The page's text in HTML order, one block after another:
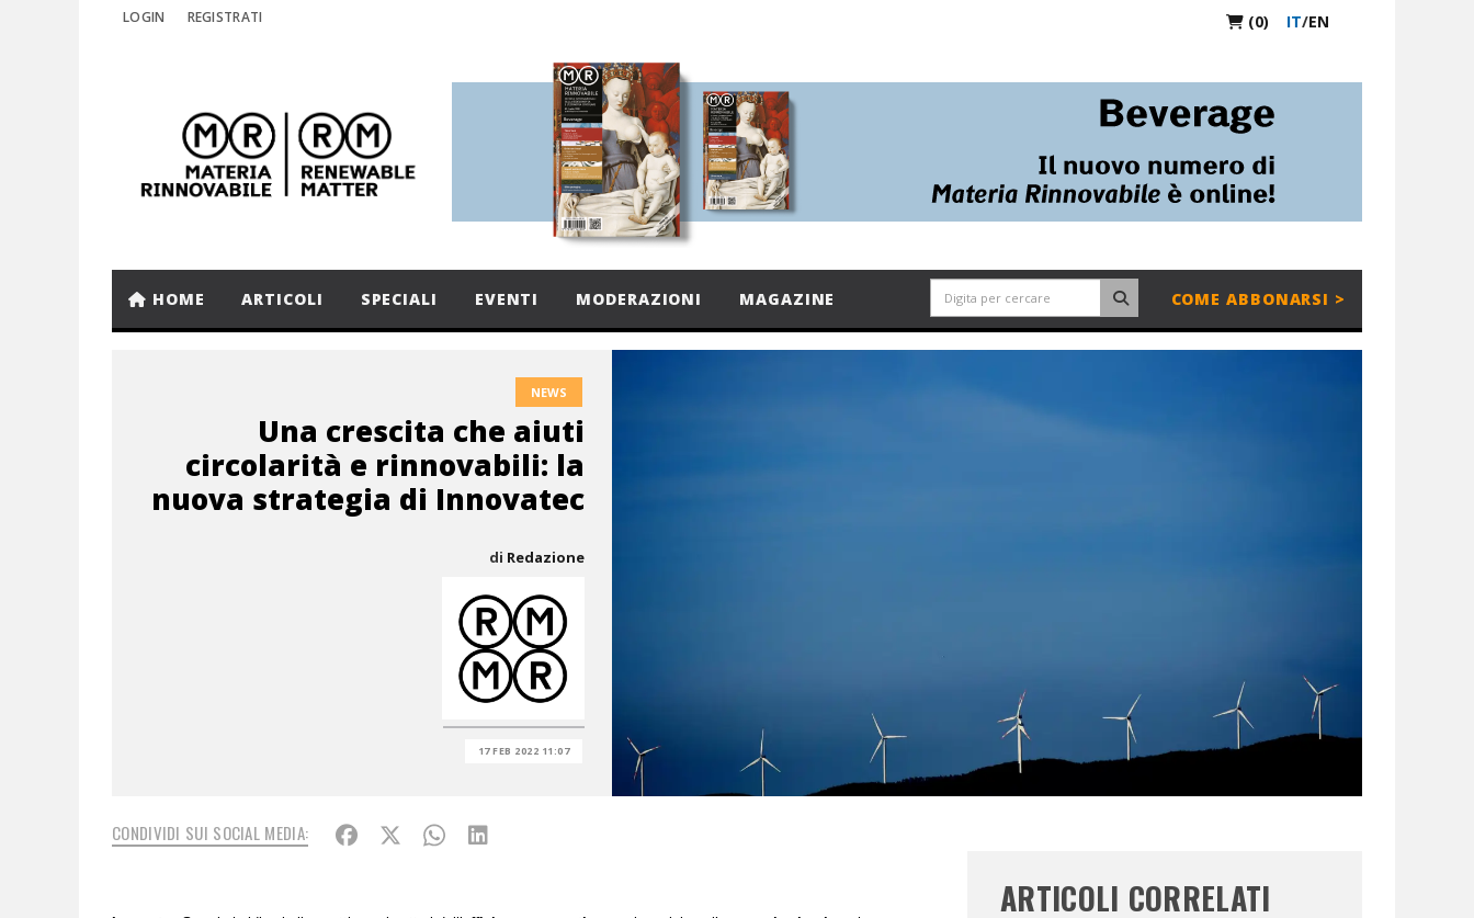
LOGIN REGISTRATI (0) IT/EN
HOME ARTICOLI SPECIALI EVENTI MODERAZIONI MAGAZINE COME ABBONARSI >
NEWS
Una crescita che aiuti
circolarità e rinnovabili: la
nuova strategia di Innovatec
di Redazione
17 FEB 2022 11:07
CONDIVIDI SUI SOCIAL MEDIA:
ARTICOLI CORRELATI